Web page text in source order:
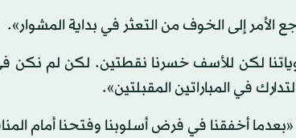
الأمر إلى الخوف من التعثر في بداية المشوار».
لكن للأسف خسرنا نقطتين. لكن لم نكن
في المباراتين المقبلتين».
أخفقنا في فرض أسلوبنا وفتحنا أمام